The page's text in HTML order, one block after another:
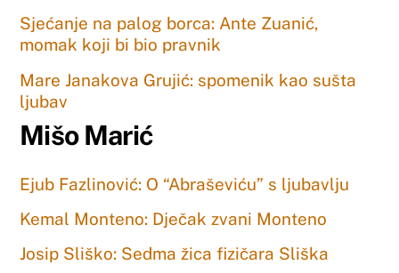
Sjećanje na palog borca: Ante Zuanić,
momak koji bi bio pravnik
Mare Janakova Grujić: spomenik kao sušta
ljubav
Mišo Marić
Ejub Fazlinović: O “Abraševiću” s ljubavlju
Kemal Monteno: Dječak zvani Monteno
Josip Sliško: Sedma žica fizičara Sliška